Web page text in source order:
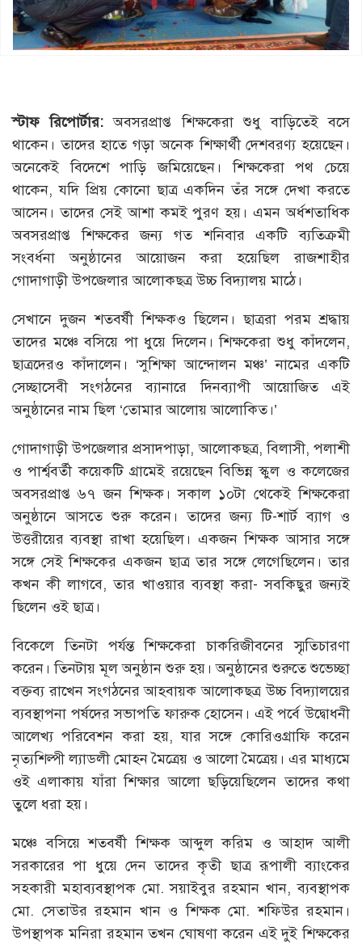
স্টাফ রিপোর্টার: অবসরপ্রাপ্ত শিক্ষকেরা শুধু বাড়িতেই বসে
থাকেন। তাদের হাতে গড়া অনেক শিক্ষার্থী দেশবরণ্য হয়েছেন।
অনেকেই বিদেশে পাড়ি জমিয়েছেন। শিক্ষকেরা পথ চেয়ে
থাকেন, যদি প্রিয় কোনো ছাত্র একদিন তঁর সঙ্গে দেখা করতে
আসেন। তাদের সেই আশা কমই পুরণ হয়। এমন অর্ধশতাধিক
অবসরপ্রাপ্ত শিক্ষকের জন্য গত শনিবার একটি ব্যতিক্রমী
সংবর্ধনা অনুষ্ঠানের আয়োজন করা হয়েছিল রাজশাহীর
গোদাগাড়ী উপজেলার আলোকছত্র উচ্চ বিদ্যালয় মাঠে।
সেখানে দুজন শতবর্ষী শিক্ষকও ছিলেন। ছাত্ররা পরম শ্রদ্ধায়
তাদের মঞ্চে বসিয়ে পা ধুয়ে দিলেন। শিক্ষকেরা শুধু কাঁদলেন,
ছাত্রদেরও কাঁদালেন। ‘সুশিক্ষা আন্দোলন মঞ্চ’ নামের একটি
সেচ্ছাসেবী সংগঠনের ব্যানারে দিনব্যাপী আয়োজিত এই
অনুষ্ঠানের নাম ছিল ‘তোমার আলোয় আলোকিত।’
গোদাগাড়ী উপজেলার প্রসাদপাড়া, আলোকছত্র, বিলাসী, পলাশী
ও পার্শ্ববর্তী কয়েকটি গ্রামেই রয়েছেন বিভিন্ন স্কুল ও কলেজের
অবসরপ্রাপ্ত ৬৭ জন শিক্ষক। সকাল ১০টা থেকেই শিক্ষকেরা
অনুষ্ঠানে আসতে শুরু করেন। তাদের জন্য টি-শার্ট ব্যাগ ও
উত্তরীয়ের ব্যবস্থা রাখা হয়েছিল। একজন শিক্ষক আসার সঙ্গে
সঙ্গে সেই শিক্ষকের একজন ছাত্র তার সঙ্গে লেগেছিলেন। তার
কখন কী লাগবে, তার খাওয়ার ব্যবস্থা করা- সবকিছুর জন্যই
ছিলেন ওই ছাত্র।
বিকেলে তিনটা পর্যন্ত শিক্ষকেরা চাকরিজীবনের স্মৃতিচারণা
করেন। তিনটায় মূল অনুষ্ঠান শুরু হয়। অনুষ্ঠানের শুরুতে শুভেচ্ছা
বক্তব্য রাখেন সংগঠনের আহবায়ক আলোকছত্র উচ্চ বিদ্যালয়ের
ব্যবস্থাপনা পর্ষদের সভাপতি ফারুক হোসেন। এই পর্বে উদ্বোধনী
আলেখ্য পরিবেশন করা হয়, যার সঙ্গে কোরিওগ্রাফি করেন
নৃত্যশিল্পী ল্যাডলী মোহন মৈত্রেয় ও আলো মৈত্রেয়। এর মাধ্যমে
ওই এলাকায় যাঁরা শিক্ষার আলো ছড়িয়েছিলেন তাদের কথা
তুলে ধরা হয়।
মঞ্চে বসিয়ে শতবর্ষী শিক্ষক আব্দুল করিম ও আহাদ আলী
সরকারের পা ধুয়ে দেন তাদের কৃতী ছাত্র রূপালী ব্যাংকের
সহকারী মহাব্যবস্থাপক মো. সয়াইবুর রহমান খান, ব্যবস্থাপক
মো. সেতাউর রহমান খান ও শিক্ষক মো. শফিউর রহমান।
উপস্থাপক মনিরা রহমান তখন ঘোষণা করেন এই দুই শিক্ষকের